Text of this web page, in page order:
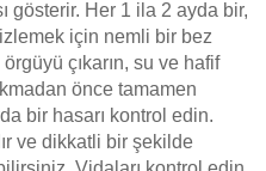
gösterir. Her 1 ila 2 ayda bir,
için nemli bir bez
çıkarın, su ve hafif
önce tamamen
bir hasarı kontrol edin.
ve dikkatli bir şekilde